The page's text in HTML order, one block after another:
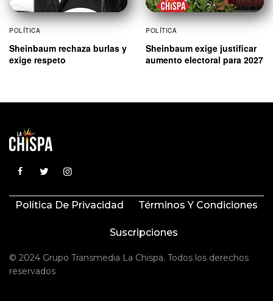
POLÍTICA
Sheinbaum rechaza burlas y
exige respeto
POLÍTICA
Sheinbaum exige justificar
aumento electoral para 2027
Política De Privacidad Términos Y Condiciones
Suscripciones
© 2024 Grupo Transmedia La Chispa. Todos los derechos
reservados